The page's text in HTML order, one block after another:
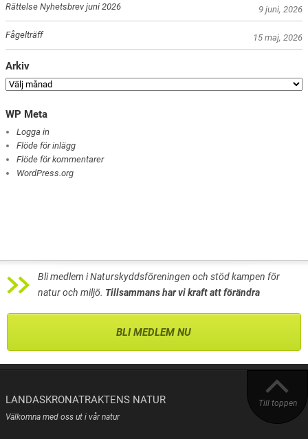
Rättelse Nyhetsbrev juni 2026 9 juni, 2026
Fågelträff 15 maj, 2026
Arkiv
WP Meta
Logga in
Flöde för inlägg
Flöde för kommentarer
WordPress.org
Bli medlem i Naturskyddsföreningen och stöd kampen för
natur och miljö. Tillsammans har vi kraft att förändra
BLI MEDLEM NU
Till toppen
LANDASKRONATRAKTENS NATUR
Välkomna med oss ut i vår natur